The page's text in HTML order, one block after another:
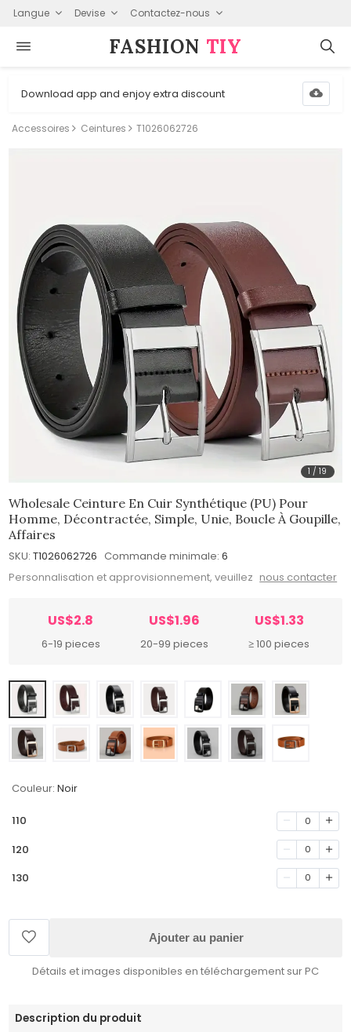
Langue Devise Contactez-nous
FASHION⁠ TIY
Download app and enjoy extra discount
Accessoires Ceintures T1026062726
1 /19
Wholesale Ceinture En Cuir Synthétique (PU) Pour
Homme, Décontractée, Simple, Unie, Boucle À Goupille,
Affaires
SKU: T1026062726 Commande minimale: 6
Personnalisation et approvisionnement, veuillez nous contacter
US$2.8
6-19 pieces
US$1.96
20-99 pieces
US$1.33
≥ 100 pieces
Couleur: Noir
110 0
120 0
130 0
Ajouter au panier
Détails et images disponibles en téléchargement sur PC
Description du produit